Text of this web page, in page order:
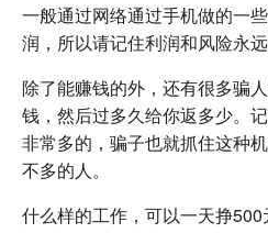
一般通过网络通过手机做的一
润，所以请记住利润和风险永远
除了能赚钱的外，还有很多骗
钱，然后过多久给你返多少。
非常多的，骗子也就抓住这种
不多的人。
什么样的工作，可以一天挣500